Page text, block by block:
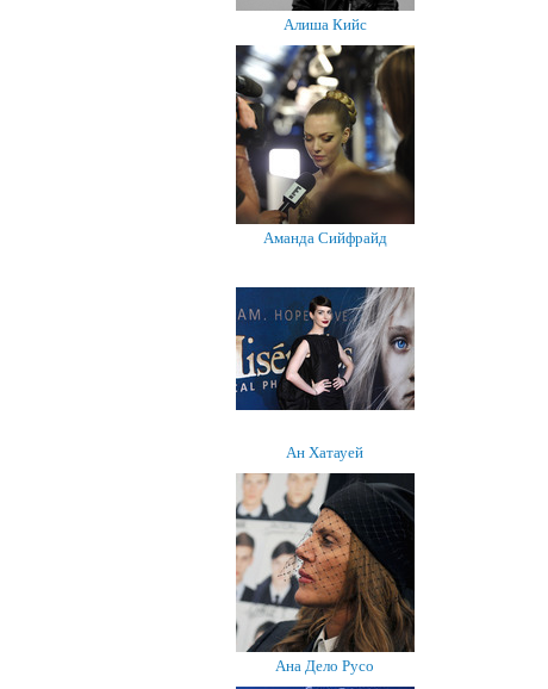
Алиша Кийс
Аманда Сийфрайд
Ан Хатауей
Ана Дело Русо